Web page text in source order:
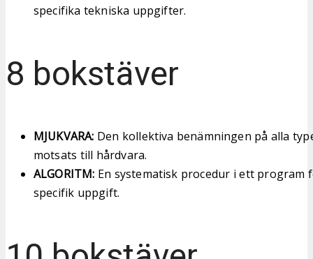
specifika tekniska uppgifter.
8 bokstäver
MJUKVARA: Den kollektiva benämningen på alla
motsats till hårdvara.
ALGORITM: En systematisk procedur i ett program
specifik uppgift.